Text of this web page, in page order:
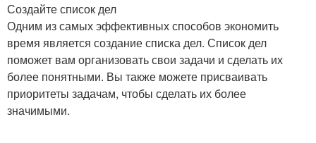
Создайте список дел
Одним из самых эффективных способов экономить
время является создание списка дел. Список дел
поможет вам организовать свои задачи и сделать их
более понятными. Вы также можете присваивать
приоритеты задачам, чтобы сделать их более
значимыми.